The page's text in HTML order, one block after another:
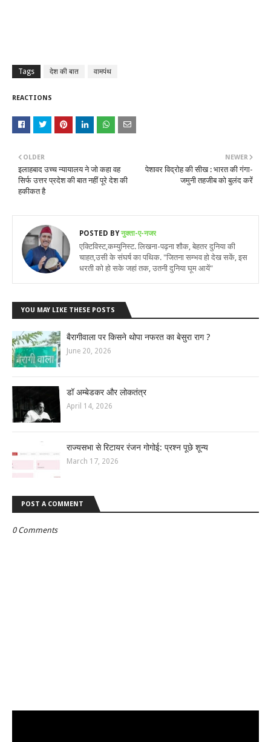
Tags देश की बात वामपंथ
REACTIONS
NEWER
पेशावर विद्रोह की सीख : भारत की गंगा-
जमुनी तहजीब को बुलंद करें
OLDER
इलाहबाद उच्च न्यायालय ने जो कहा वह
सिर्फ उत्तर प्रदेश की बात नहीं पूरे देश की
हकीकत है
POSTED BYनुक्ता-ए-नजर
एक्टिविस्ट,कम्युनिस्ट. लिखना-पढ़ना शौक, बेहतर दुनिया की
चाहत,उसी के संघर्ष का पथिक. "जितना सम्भव हो देख सकें, इस
धरती को हो सके जहां तक, उतनी दुनिया घूम आयें"
YOU MAY LIKE THESE POSTS
बैरागीवाला पर किसने थोपा नफरत का बेसुरा राग ?
June 20, 2026
डॉ अम्बेडकर और लोकतंत्र
April 14, 2026
राज्यसभा से रिटायर रंजन गोगोई: प्रश्न पूछे शून्य
March 17, 2026
POST A COMMENT
0 Comments